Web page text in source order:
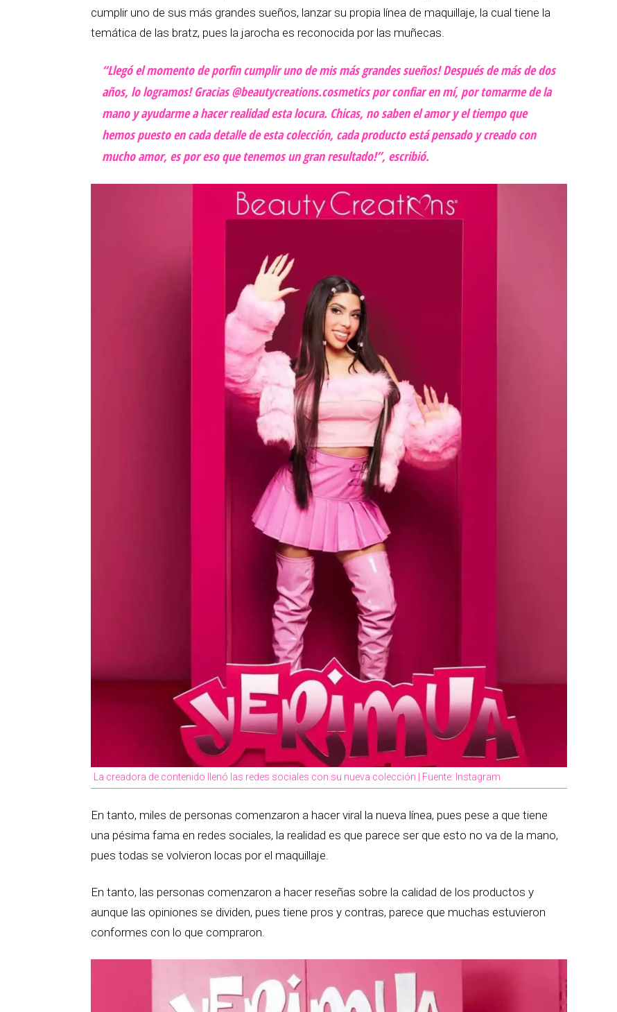
cumplir uno de sus más grandes sueños, lanzar su propia línea de maquillaje, la cual tiene la
temática de las bratz, pues la jarocha es reconocida por las muñecas.
“Llegó el momento de porfin cumplir uno de mis más grandes sueños! Después de más de dos
años, lo logramos! Gracias @beautycreations.cosmetics por confiar en mí, por tomarme de la
mano y ayudarme a hacer realidad esta locura. Chicas, no saben el amor y el tiempo que
hemos puesto en cada detalle de esta colección, cada producto está pensado y creado con
mucho amor, es por eso que tenemos un gran resultado!”, escribió.
La creadora de contenido llenó las redes sociales con su nueva colección | Fuente: Instagram
En tanto, miles de personas comenzaron a hacer viral la nueva línea, pues pese a que tiene
una pésima fama en redes sociales, la realidad es que parece ser que esto no va de la mano,
pues todas se volvieron locas por el maquillaje.
En tanto, las personas comenzaron a hacer reseñas sobre la calidad de los productos y
aunque las opiniones se dividen, pues tiene pros y contras, parece que muchas estuvieron
conformes con lo que compraron.